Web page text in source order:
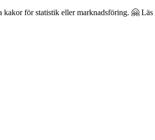
för statistik eller marknadsföring. 🤗